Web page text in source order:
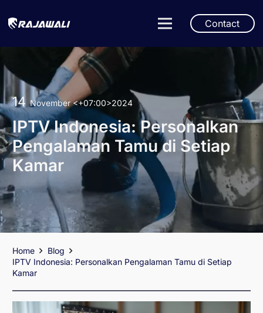
Contact
14 November<+07:00>2024
IPTV Indonesia: Personalkan
Pengalaman Tamu di Setiap
Kamar
Home
Blog
IPTV Indonesia: Personalkan Pengalaman Tamu di Setiap
Kamar